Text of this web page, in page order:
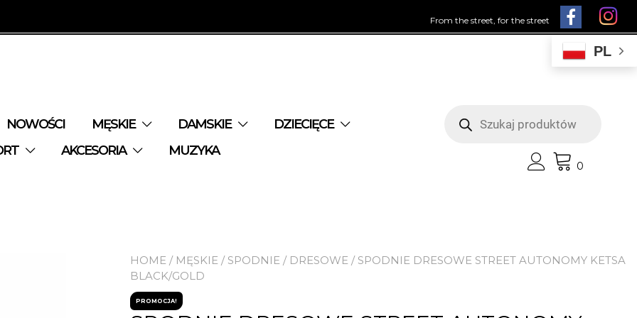
From the street, for the street
PL
NOWOŚCI MĘSKIE DAMSKIE
DZIECIĘCE
AKCESORIA MUZYKA
produktów
0
HOME/ MĘSKIE/ SPODNIE/ DRESOWE/ SPODNIE DRESOWE STREET AUTONOMY KETSA
BLACK/GOLD
PROMOCJA!